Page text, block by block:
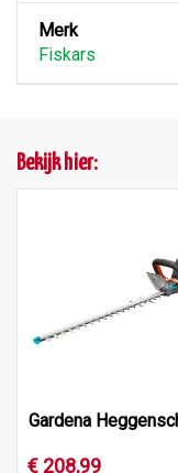
Merk
Fiskars
Bekijk hier:
€ 208,99